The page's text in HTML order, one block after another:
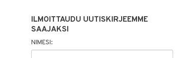
ILMOITTAUDU UUTISKIRJEEMME
SAAJAKSI
NIMESI: